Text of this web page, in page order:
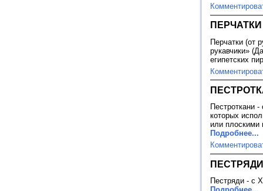
ПЕРЧАТКИ
Перчатки (от
рукавчики»
египетских
Пестроткани
которых
или плоскими
Подробнее...
ПЕСТРЯДИ
Пестряди - с